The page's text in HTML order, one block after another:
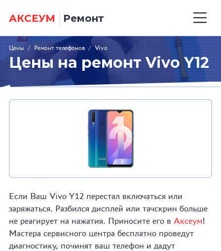
АКСЕУМ Ремонт
Цены / Ремонт телефонов / Vivo
Цены на ремонт Vivo Y12
Если Ваш Vivo Y12 перестал включаться или
заряжаться. Разбился дисплей или тачскрин больше
не реагирует на нажатия. Приносите его в Аксеум!
Мастера сервисного центра бесплатно проведут
диагностику, починят ваш телефон и дадут